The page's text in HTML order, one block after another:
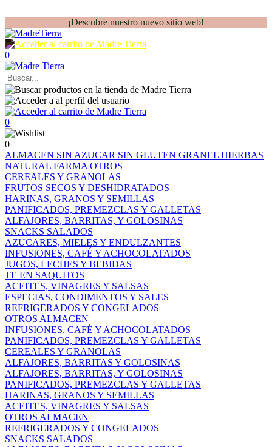
¡Descubre nuestro nuevo sitio web!
0
0
0
ALMACEN SIN AZUCAR SIN GLUTEN GRANEL HIERBAS
NATURAL FARMA OTROS
CEREALES Y GRANOLAS
FRUTOS SECOS Y DESHIDRATADOS
HARINAS, GRANOS Y SEMILLAS
PANIFICADOS, PREMEZCLAS Y GALLETAS
ALFAJORES, BARRITAS, Y GOLOSINAS
SNACKS SALADOS
AZUCARES, MIELES Y ENDULZANTES
INFUSIONES, CAFÉ Y ACHOCOLATADOS
JUGOS, LECHES Y BEBIDAS
TE EN SAQUITOS
ACEITES, VINAGRES Y SALSAS
ESPECIAS, CONDIMENTOS Y SALES
REFRIGERADOS Y CONGELADOS
OTROS ALMACEN
INFUSIONES, CAFÉ Y ACHOCOLATADOS
PANIFICADOS, PREMEZCLAS Y GALLETAS
CEREALES Y GRANOLAS
ALFAJORES, BARRITAS Y GOLOSINAS
ALFAJORES, BARRITAS, Y GOLOSINAS
PANIFICADOS, PREMEZCLAS Y GALLETAS
HARINAS, GRANOS Y SEMILLAS
ACEITES, VINAGRES Y SALSAS
OTROS ALMACEN
REFRIGERADOS Y CONGELADOS
SNACKS SALADOS